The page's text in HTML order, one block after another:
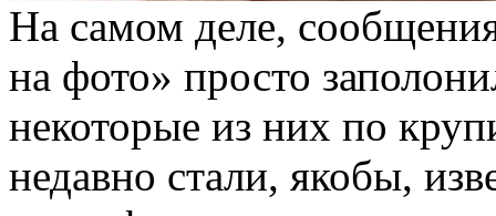
На самом деле,
на фото» просто
некоторые из них по
недавно стали, якобы,